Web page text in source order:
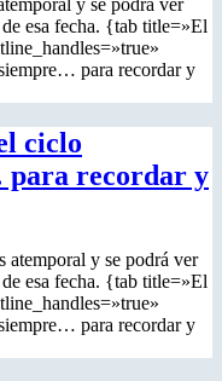
y se podrá ver
esa fecha. {tab title=»El
para recordar y
ciclo
para recordar y
atemporal y se podrá ver
esa fecha. {tab title=»El
para recordar y